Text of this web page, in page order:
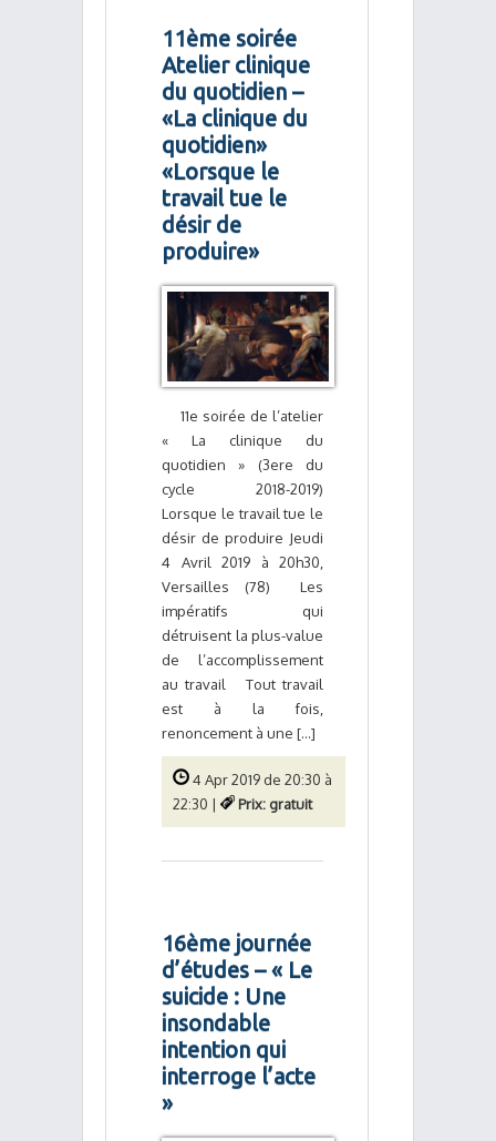
11ème soirée
Atelier clinique
du quotidien –
«La clinique du
quotidien»
«Lorsque le
travail tue le
désir de
produire»
11e soirée de l’atelier
« La clinique du
quotidien » (3ere du
cycle 2018-2019)
Lorsque le travail tue le
désir de produire Jeudi
4 Avril 2019 à 20h30,
Versailles (78) Les
impératifs qui
détruisent la plus-value
de l’accomplissement
au travail Tout travail
est à la fois,
renoncement à une [...]
4 Apr 2019 de 20:30 à
22:30 |
Prix: gratuit
16ème journée
d’études – « Le
suicide : Une
insondable
intention qui
interroge l’acte
»